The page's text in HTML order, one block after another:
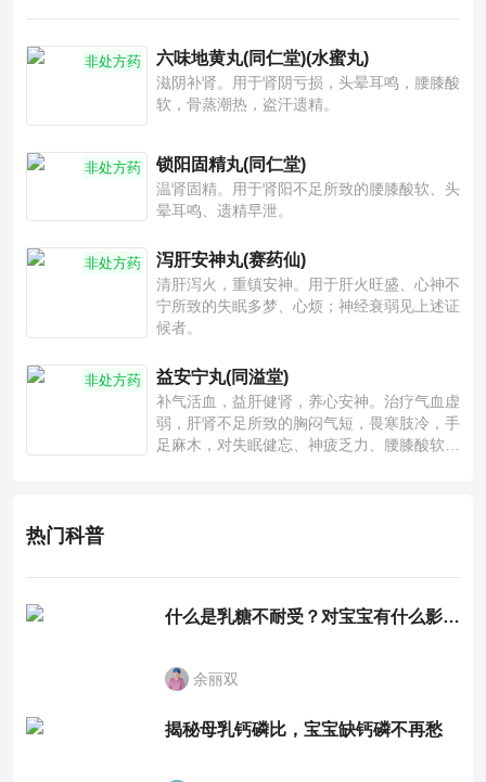
非处方药 六味地黄丸(同仁堂)(水蜜丸)
滋阴补肾。用于肾阴亏损，头晕耳鸣，腰膝酸
软，骨蒸潮热，盗汗遗精。
非处方药 锁阳固精丸(同仁堂)
温肾固精。用于肾阳不足所致的腰膝酸软、头
晕耳鸣、遗精早泄。
非处方药 泻肝安神丸(赛药仙)
清肝泻火，重镇安神。用于肝火旺盛、心神不
宁所致的失眠多梦、心烦；神经衰弱见上述证
候者。
非处方药 益安宁丸(同溢堂)
补气活血，益肝健肾，养心安神。治疗气血虚
弱，肝肾不足所致的胸闷气短，畏寒肢冷，手
足麻木，对失眠健忘、神疲乏力、腰膝酸软也
热门科普
什么是乳糖不耐受？对宝宝有什么影响？
余丽双
揭秘母乳钙磷比，宝宝缺钙磷不再愁